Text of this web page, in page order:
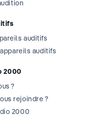
auditifs
auditifs
2000
?
rejoindre ?
2000